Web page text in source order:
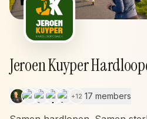
Jeroen Kuyper
+12 17 members